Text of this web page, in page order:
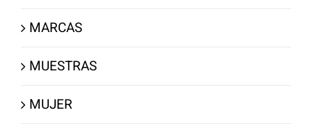
MARCAS
MUESTRAS
MUJER